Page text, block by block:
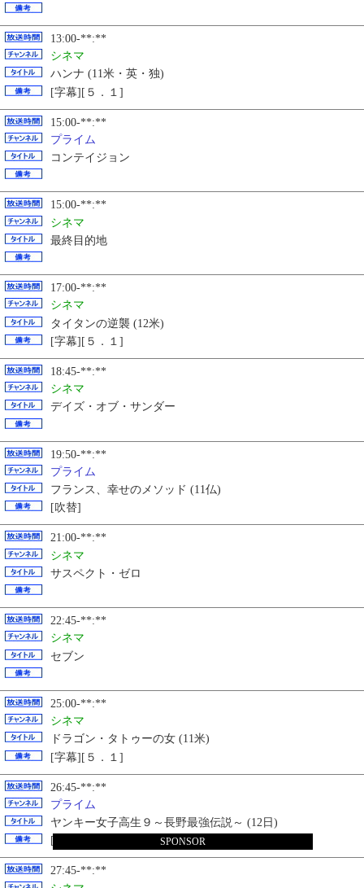
13:00-**:**
シネマ
ハンナ (11米・英・独)
[字幕][５．１]
15:00-**:**
プライム
コンテイジョン
15:00-**:**
シネマ
最終目的地
17:00-**:**
シネマ
タイタンの逆襲 (12米)
[字幕][５．１]
18:45-**:**
シネマ
デイズ・オブ・サンダー
19:50-**:**
プライム
フランス、幸せのメソッド (11仏)
[吹替]
21:00-**:**
シネマ
サスペクト・ゼロ
22:45-**:**
シネマ
セブン
25:00-**:**
シネマ
ドラゴン・タトゥーの女 (11米)
[字幕][５．１]
26:45-**:**
プライム
ヤンキー女子高生９～長野最強伝説～ (12日)
[５．１]
27:45-**:**
SPONSOR